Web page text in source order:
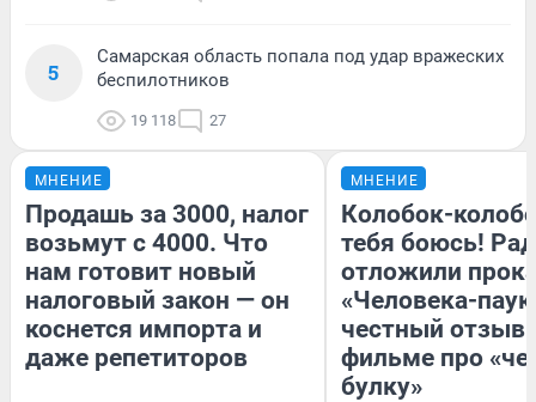
5
Самарская область попала под удар вражеских
беспилотников
19 118 27
МНЕНИЕ
Продашь за 3000, налог
возьмут с 4000. Что
нам готовит новый
налоговый закон — он
коснется импорта и
даже репетиторов
МНЕНИЕ
Колобок-
тебя боюсь!
отложили
«Человека-
честный отзыв
фильме про
булку»